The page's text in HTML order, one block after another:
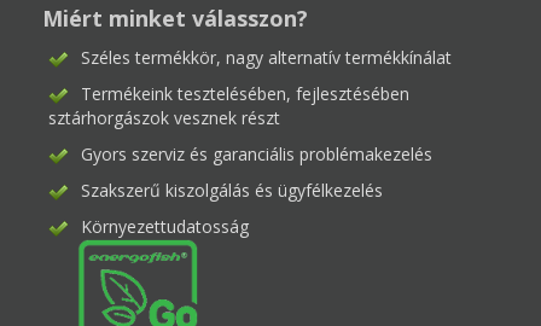
Miért minket válasszon?
Széles termékkör, nagy alternatív termékkínálat
Termékeink tesztelésében, fejlesztésében
sztárhorgászok vesznek részt
Gyors szerviz és garanciális problémakezelés
Szakszerű kiszolgálás és ügyfélkezelés
Környezettudatosság